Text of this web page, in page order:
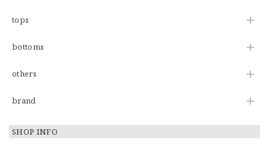
tops
bottoms
others
brand
SHOP INFO